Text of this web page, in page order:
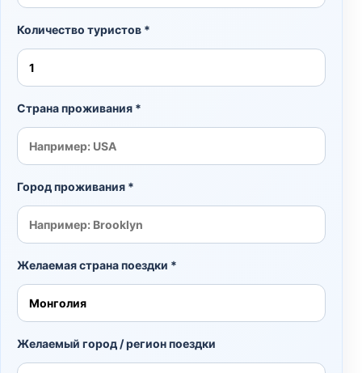
Количество туристов *
Страна проживания *
Город проживания *
Желаемая страна поездки *
Желаемый город / регион поездки